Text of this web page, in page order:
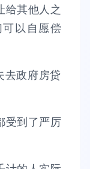
给其他人之
以自愿偿
受到了严厉